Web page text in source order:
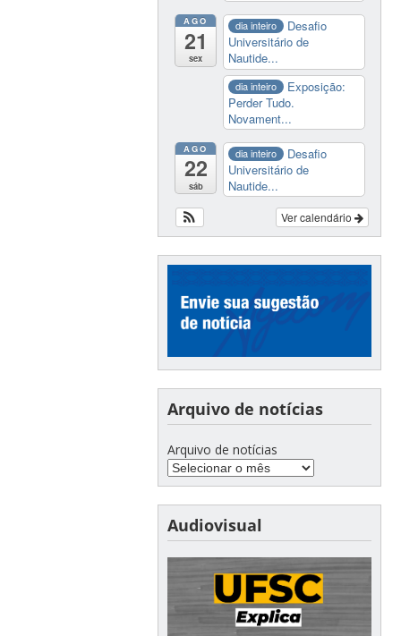
AGO
21
sex
dia inteiro
Desafio
Universitário de
Nautide...
dia inteiro
Exposição:
Perder Tudo.
Novament...
AGO
22
sáb
dia inteiro
Desafio
Universitário de
Nautide...
Ver calendário
Arquivo de notícias
Arquivo de notícias
Audiovisual